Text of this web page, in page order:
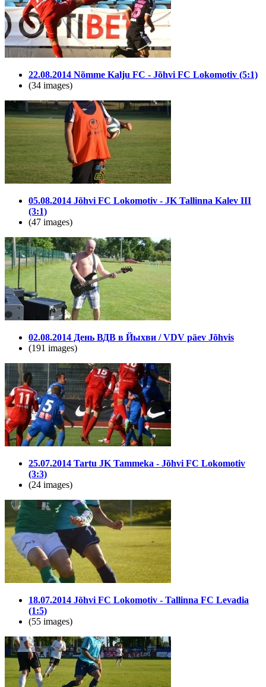
22.08.2014 Nõmme Kalju FC - Jõhvi FC Lokomotiv (5:1)
(34 images)
05.08.2014 Jõhvi FC Lokomotiv - JK Tallinna Kalev III
(3:1)
(47 images)
02.08.2014 День ВДВ в Йыхви / VDV päev Jõhvis
(191 images)
25.07.2014 Tartu JK Tammeka - Jõhvi FC Lokomotiv
(3:3)
(24 images)
18.07.2014 Jõhvi FC Lokomotiv - Tallinna FC Levadia
(1:5)
(55 images)